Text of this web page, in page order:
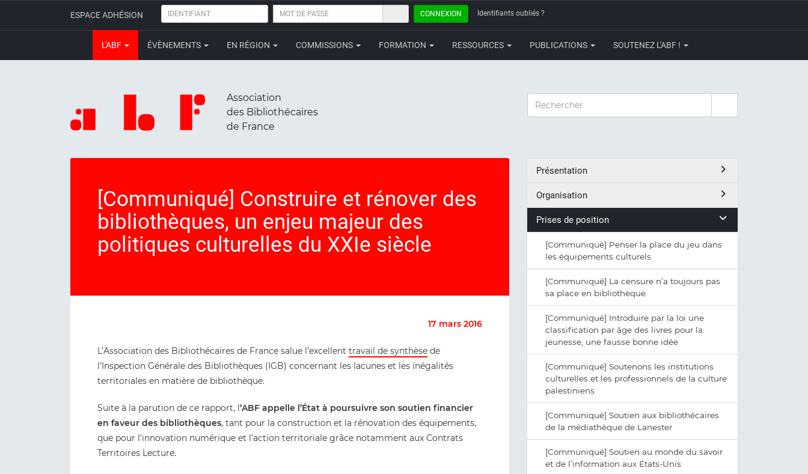
ESPACE ADHÉSION IDENTIFIANT
MOT
PASSE
CONNEXION Identifiants oubliés ?
L'ABF ÉVÈNEMENTS EN RÉGION COMMISSIONS FORMATION RESSOURCES PUBLICATIONS SOUTENEZ L'ABF !
Association
des Bibliothécaires
de France
RECHERCHER
[Communiqué] Construire et rénover des
bibliothèques, un enjeu majeur des
politiques culturelles du XXIe siècle
17 mars 2016
L’Association des Bibliothécaires de France salue l’excellent travail de synthèse de
l’Inspection Générale des Bibliothèques (IGB) concernant les lacunes et les inégalités
territoriales en matière de bibliothèque.
Suite à la parution de ce rapport, l’ABF appelle l’État à poursuivre son soutien financier
en faveur des bibliothèques, tant pour la construction et la rénovation des équipements,
que pour l’innovation numérique et l’action territoriale grâce notamment aux Contrats
Territoires Lecture.
Présentation
Organisation
Prises de position
[Communiqué] Penser la place du jeu dans
les équipements culturels
[Communiqué] La censure n’a toujours pas
sa place en bibliothèque.
[Communiqué] Introduire par la loi une
classification par âge des livres pour la
jeunesse, une fausse bonne idée
[Communiqué] Soutenons les institutions
culturelles et les professionnels de la culture
palestiniens
[Communiqué] Soutien aux bibliothécaires
de la médiathèque de Lanester
[Communiqué] Soutien au monde du savoir
et de l’information aux États-Unis